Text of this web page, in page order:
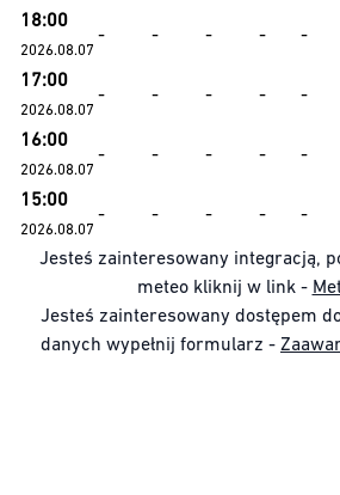
18:00
2026.08.07
- - - - -
17:00
2026.08.07
- - - - -
16:00
2026.08.07
- - - - -
15:00
2026.08.07
- - - - -
Jesteś zainteresowany integracją,
meteo kliknij w link -
Jesteś zainteresowany dostępem
danych wypełnij formularz -